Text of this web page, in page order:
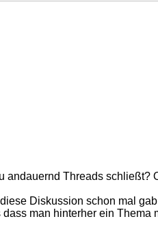
andauernd Threads schließt?
Diskussion schon mal
man hinterher ein